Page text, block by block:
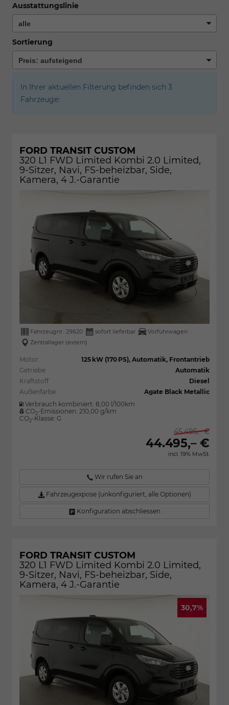
Ausstattungslinie
Sortierung
In Ihrer aktuellen Filterung befinden sich 3
Fahrzeuge:
FORD TRANSIT CUSTOM
320 L1 FWD Limited Kombi 2.0 Limited,
9-Sitzer, Navi, FS-beheizbar, Side,
Kamera, 4 J.-Garantie
Fahrzeugnr.: 29620 sofort lieferbar
Vorführwagen
Zentrallager (extern)
Motor
125 kW (170 PS), Automatik, Frontantrieb
Getriebe
Automatik
Kraftstoff
Diesel
Außenfarbe
Agate Black Metallic
Verbrauch kombiniert: 8,00 l/100km
CO2-Emissionen: 210,00 g/km
CO2-Klasse: G
45.495,– €
44.495,– €
incl. 19% MwSt.
Wir rufen Sie an
Fahrzeugexpose (unkonfiguriert, alle Optionen)
Konfiguration abschliessen
FORD TRANSIT CUSTOM
320 L1 FWD Limited Kombi 2.0 Limited,
9-Sitzer, Navi, FS-beheizbar, Side,
Kamera, 4 J.-Garantie
30,7%